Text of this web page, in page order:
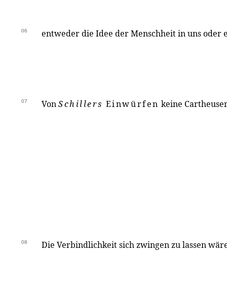
06 entweder die Idee der Menschheit in uns oder
07 VonSchillers Einwürfen keine
08 Die Verbindlichkeit sich zwingen zu lassen